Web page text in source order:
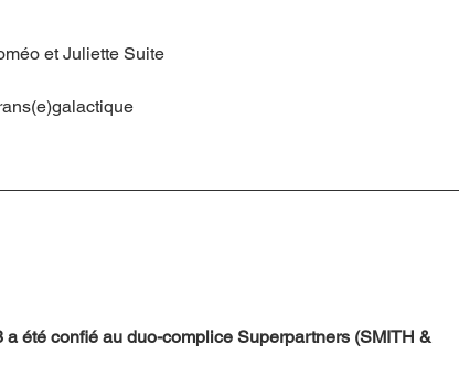
et Juliette Suite
a été confié au duo-complice Superpartners (SMITH &